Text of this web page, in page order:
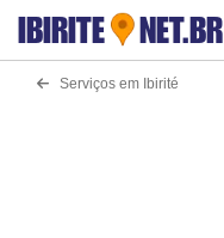
IBIRITE NET.BR
Serviços em Ibirité